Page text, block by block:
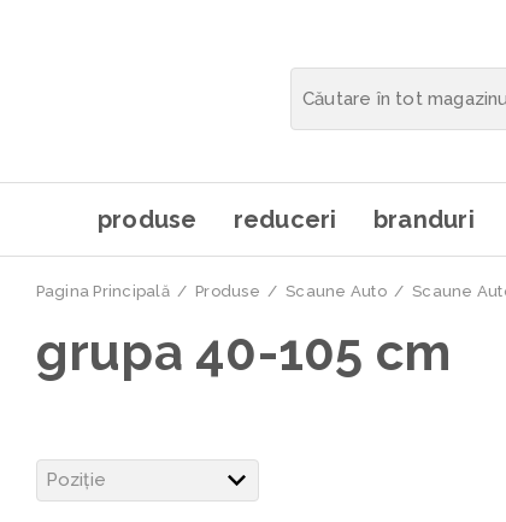
produse reduceri branduri
Pagina Principală / Produse / Scaune Auto / Scaune
grupa 40-105 cm